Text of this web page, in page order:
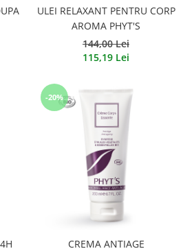
ULEI RELAXANT PENTRU CORP
AROMA PHYT'S
144,00 Lei
115,19 Lei
-20%
CREMA ANTIAGE